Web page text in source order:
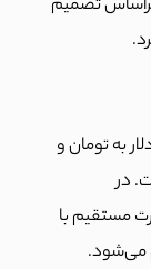
تصمیم
به تومان و
در
مستقیم با
می‌شود.